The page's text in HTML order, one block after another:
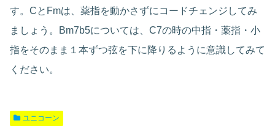
す。CとFmは、薬指を動かさずにコードチェンジしてみ
ましょう。Bm7b5については、C7の時の中指・薬指・小
指をそのまま１本ずつ弦を下に降りるように意識してみて
ください。
ユニコーン